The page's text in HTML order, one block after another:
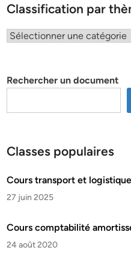
Classification par
Classification
Rechercher un document
Classes populaires
Cours transport et
27 juin 2025
Cours comptabilité
24 août 2020